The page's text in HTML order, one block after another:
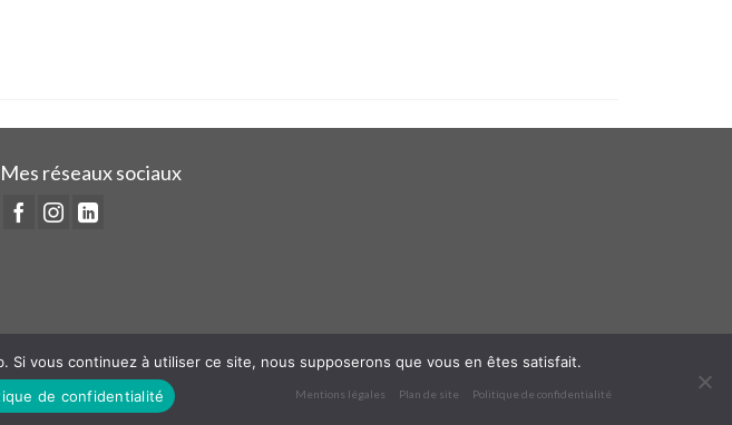
Mes réseaux sociaux
Mentions légales Plan de site Politique de confidentialité
vous continuez à utiliser ce site, nous supposerons que vous en êtes satisfait.
de confidentialité